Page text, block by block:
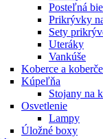
Posteľná
Prikrývky
Sety
Uteráky
Vankúše
Koberce a
Kúpeľňa
Stojany na
Osvetlenie
Lampy
Úložné boxy